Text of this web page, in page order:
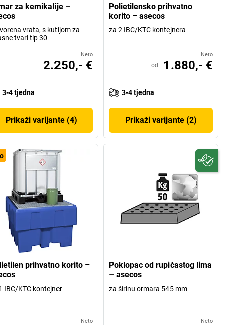
za kemikalije –
vrata, s kutijom za
tvari tip 30
Neto
2.250,- €
3-4 tjedna
Prikaži varijante (4)
Polietilensko prihvatno
korito – asecos
za 2 IBC/KTC kontejnera
Neto
od 1.880,- €
3-4 tjedna
Prikaži varijante (2)
prihvatno korito –
IBC/KTC kontejner
Neto
Poklopac od rupičastog lima
– asecos
za širinu ormara 545 mm
Neto